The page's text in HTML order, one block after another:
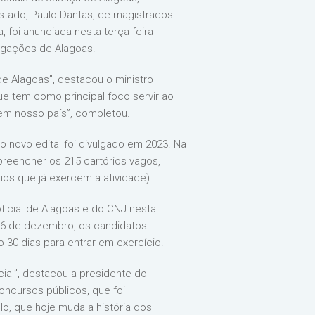
Paulo Dantas, de magistrados
foi anunciada nesta terça-feira
de Alagoas.
Alagoas”, destacou o ministro
tem como principal foco servir ao
nosso país”, completou.
novo edital foi divulgado em 2023. Na
os 215 cartórios vagos,
que já exercem a atividade).
de Alagoas e do CNJ nesta
de dezembro, os candidatos
dias para entrar em exercício.
destacou a presidente do
públicos, que foi
que hoje muda a história dos